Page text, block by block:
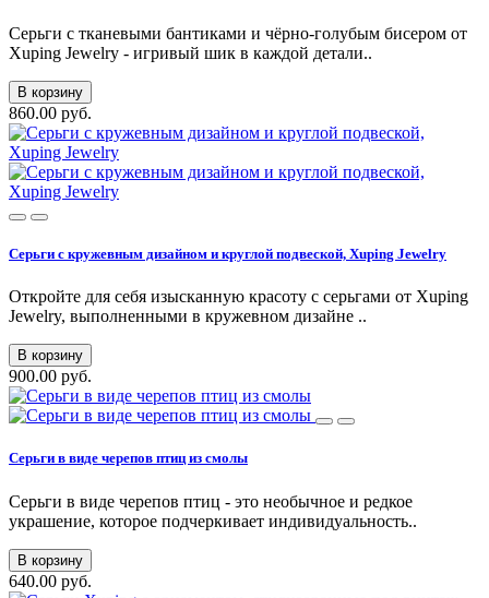
Серьги с тканевыми бантиками и чёрно‑голубым бисером от
Xuping Jewelry - игривый шик в каждой детали..
В корзину
860.00 руб.
Серьги с кружевным дизайном и круглой подвеской, Xuping Jewelry
Откройте для себя изысканную красоту с серьгами от Xuping
Jewelry, выполненными в кружевном дизайне ..
В корзину
900.00 руб.
Серьги в виде черепов птиц из смолы
Серьги в виде черепов птиц - это необычное и редкое
украшение, которое подчеркивает индивидуальность..
В корзину
640.00 руб.